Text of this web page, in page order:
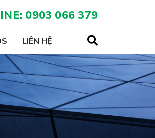
0903 066 379
LIÊN HỆ